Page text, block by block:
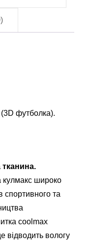
футболка).
кулмакс широко
спортивного та
coolmax
відводить вологу